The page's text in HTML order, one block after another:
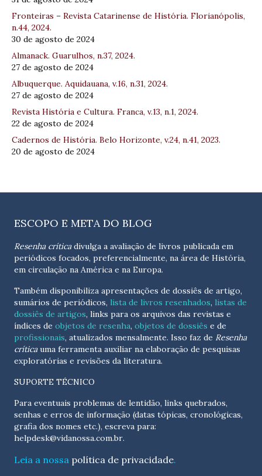
Fronteiras – Revista Catarinense de História. Florianópolis,
n.44, 2024.
30 de agosto de 2024
Almanack. Guarulhos, n.37, 2024.
27 de agosto de 2024
Albuquerque. Aquidauana, v.16, n.31, 2024.
27 de agosto de 2024
Revista História e Cultura. Franca, v.13, n.1, 2024.
22 de agosto de 2024
Cadernos de História. Belo Horizonte, v.24, n.41, 2023.
20 de agosto de 2024
ESCOPO E META DO BLOG
Resenha críticadivulga a avaliação de livros publicada em
periódicos focados, preferencialmente, na área de História,
em circulação na América e na Europa.
Também disponibiliza apresentações de dossiês de artigo,
sumários de periódicos, lista de livros resenhados, listas de
dossiês de artigos, links para os arquivos das revistas e
índices de objetos de resenha, objetos de dossiês e de
profissionais, atualizados mensalmente. Isso faz de Resenha
críticauma ferramenta auxiliar na elaboração de pesquisas
exploratórias e revisões da literatura.
SUPORTE TÉCNICO
Para eventuais problemas de lentidão, links quebrados,
senhas e erros de informação (datas tópicas, cronológicas,
helpdesk@vidanossa.com.br.
Leia a nossa política de privacidade.